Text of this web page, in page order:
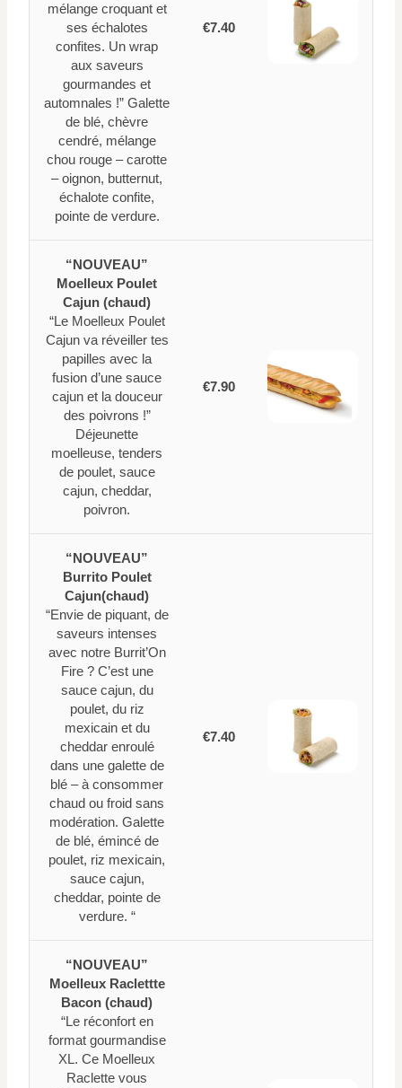
mélange croquant et
ses échalotes
confites. Un wrap
aux saveurs
gourmandes et
automnales !” Galette
de blé, chèvre
cendré, mélange
chou rouge – carotte
– oignon, butternut,
échalote confite,
pointe de verdure.
€7.40
“NOUVEAU”
Moelleux Poulet
Cajun (chaud)
“Le Moelleux Poulet
Cajun va réveiller tes
papilles avec la
fusion d’une sauce
cajun et la douceur
des poivrons !”
Déjeunette
moelleuse, tenders
de poulet, sauce
cajun, cheddar,
poivron.
€7.90
“NOUVEAU”
Burrito Poulet
Cajun(chaud)
“Envie de piquant, de
saveurs intenses
avec notre Burrit’On
Fire ? C’est une
sauce cajun, du
poulet, du riz
mexicain et du
cheddar enroulé
dans une galette de
blé – à consommer
chaud ou froid sans
modération. Galette
de blé, émincé de
poulet, riz mexicain,
sauce cajun,
cheddar, pointe de
verdure. “
€7.40
“NOUVEAU”
Moelleux Raclettte
Bacon (chaud)
“Le réconfort en
format gourmandise
XL. Ce Moelleux
Raclette vous